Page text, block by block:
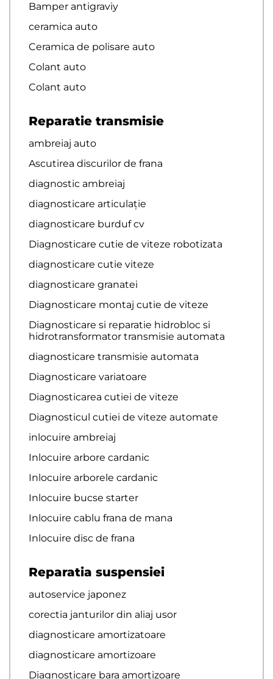
Bamper antigraviy
ceramica auto
Ceramica de polisare auto
Colant auto
Colant auto
Reparatie transmisie
ambreiaj auto
Ascutirea discurilor de frana
diagnostic ambreiaj
diagnosticare articulație
diagnosticare burduf cv
Diagnosticare cutie de viteze robotizata
diagnosticare cutie viteze
diagnosticare granatei
Diagnosticare montaj cutie de viteze
Diagnosticare si reparatie hidrobloc si
hidrotransformator transmisie automata
diagnosticare transmisie automata
Diagnosticare variatoare
Diagnosticarea cutiei de viteze
Diagnosticul cutiei de viteze automate
inlocuire ambreiaj
Inlocuire arbore cardanic
Inlocuire arborele cardanic
Inlocuire bucse starter
Inlocuire cablu frana de mana
Inlocuire disc de frana
Reparatia suspensiei
autoservice japonez
corectia janturilor din aliaj usor
diagnosticare amortizatoare
diagnosticare amortizoare
Diagnosticare bara amortizoare